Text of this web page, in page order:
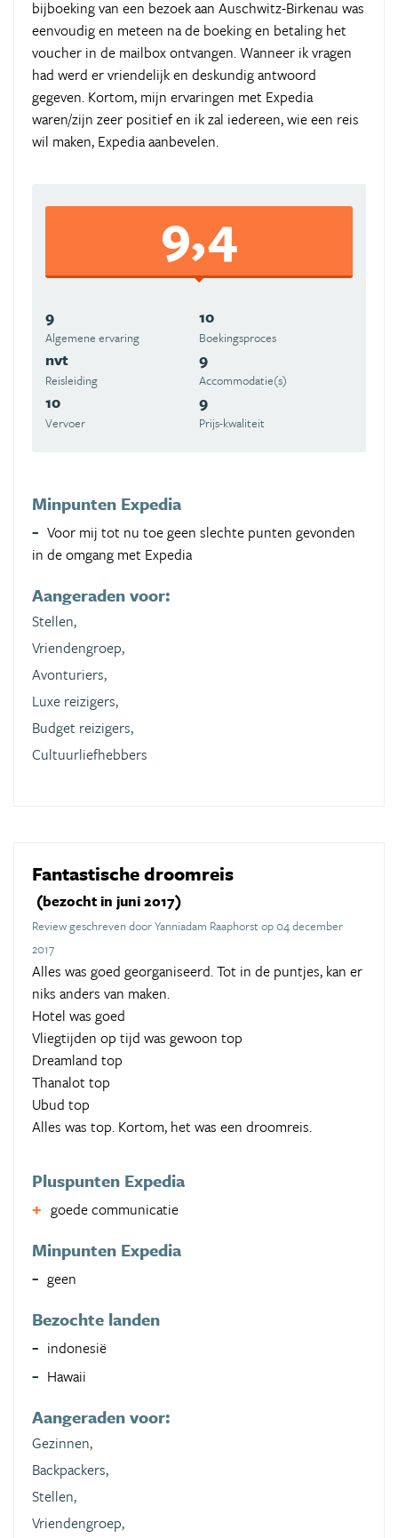
bijboeking van een bezoek aan Auschwitz-Birkenau was
eenvoudig en meteen na de boeking en betaling het
voucher in de mailbox ontvangen. Wanneer ik vragen
had werd er vriendelijk en deskundig antwoord
gegeven. Kortom, mijn ervaringen met Expedia
waren/zijn zeer positief en ik zal iedereen, wie een reis
wil maken, Expedia aanbevelen.
9,4
9
Algemene ervaring
10
Boekingsproces
nvt
Reisleiding
9
Accommodatie(s)
10
Vervoer
9
Prijs-kwaliteit
Minpunten Expedia
Voor mij tot nu toe geen slechte punten gevonden
in de omgang met Expedia
Aangeraden voor:
Stellen,
Vriendengroep,
Avonturiers,
Luxe reizigers,
Budget reizigers,
Cultuurliefhebbers
Fantastische droomreis
(bezocht in juni 2017)
Review geschreven door Yanniadam Raaphorst op 04 december
2017
Alles was goed georganiseerd. Tot in de puntjes, kan er
niks anders van maken.
Hotel was goed
Vliegtijden op tijd was gewoon top
Dreamland top
Thanalot top
Ubud top
Alles was top. Kortom, het was een droomreis.
Pluspunten Expedia
goede communicatie
Minpunten Expedia
geen
Bezochte landen
indonesië
Hawaii
Aangeraden voor:
Gezinnen,
Backpackers,
Stellen,
Vriendengroep,